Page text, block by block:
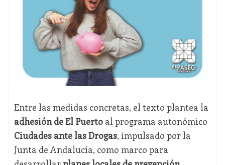
Entre las medidas concretas, el texto plantea la
adhesión de El Puertoal programa autonómico
Ciudades ante las Drogas, impulsado por la
Junta de Andalucía, como marco para